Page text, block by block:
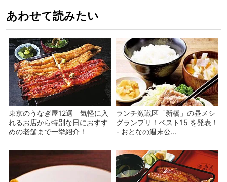
あわせて読みたい
東京のうなぎ屋12選 気軽に入
れるお店から特別な日におすす
めの老舗まで一挙紹介！
ランチ激戦区「新橋」の昼メシ
グランプリ！ベスト15 を発表！
- おとなの週末公...